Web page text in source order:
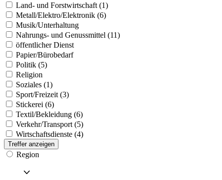
Land- und Forstwirtschaft (1)
Metall/Elektro/Elektronik (6)
Musik/Unterhaltung
Nahrungs- und Genussmittel (11)
öffentlicher Dienst
Papier/Bürobedarf
Politik (5)
Religion
Soziales (1)
Sport/Freizeit (3)
Stickerei (6)
Textil/Bekleidung (6)
Verkehr/Transport (5)
Wirtschaftsdienste (4)
Treffer anzeigen
Region